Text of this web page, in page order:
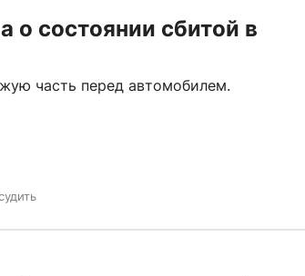
состоянии сбитой в
часть перед автомобилем.